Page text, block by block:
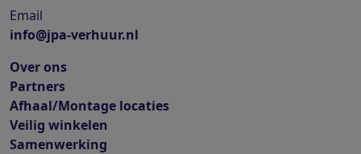
Email
info@jpa-verhuur.nl
Over ons
Partners
Afhaal/Montage locaties
Veilig winkelen
Samenwerking